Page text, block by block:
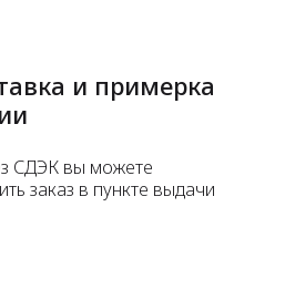
и примерка
СДЭК вы можете
заказ в пункте выдачи